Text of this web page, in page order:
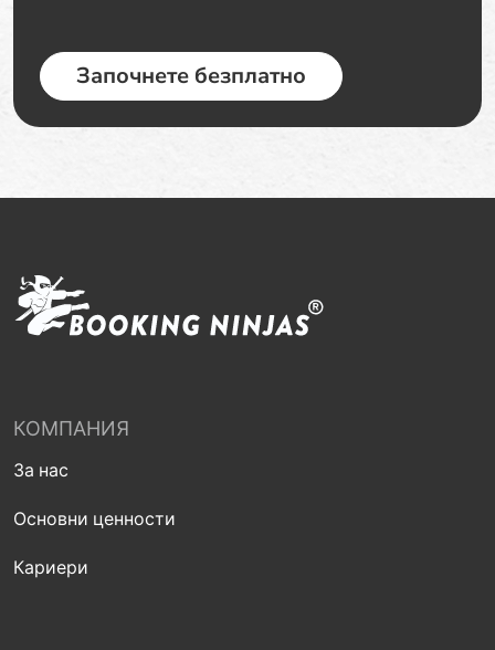
Започнете безплатно
КОМПАНИЯ
За нас
Основни ценности
Кариери